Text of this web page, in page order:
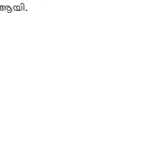
ആയി.